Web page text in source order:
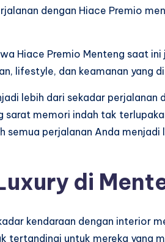
dengan Hiace Premio
Hiace Premio Menteng saat
lifestyle, dan keamanan yang
lebih dari sekadar
sarat memori indah tak
semua perjalanan Anda
di
kendaraan dengan interior
tertandingi untuk mereka yang